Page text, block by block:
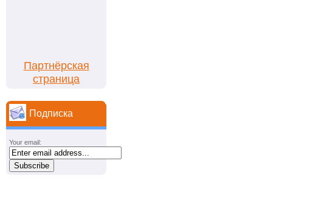
Партнёрская
страница
Подписка
Your email: